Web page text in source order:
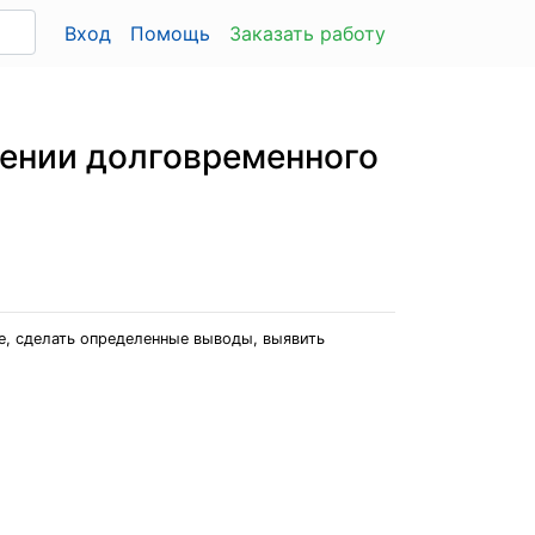
Вход Помощь Заказать работу
долговременного
сделать определенные выводы, выявить